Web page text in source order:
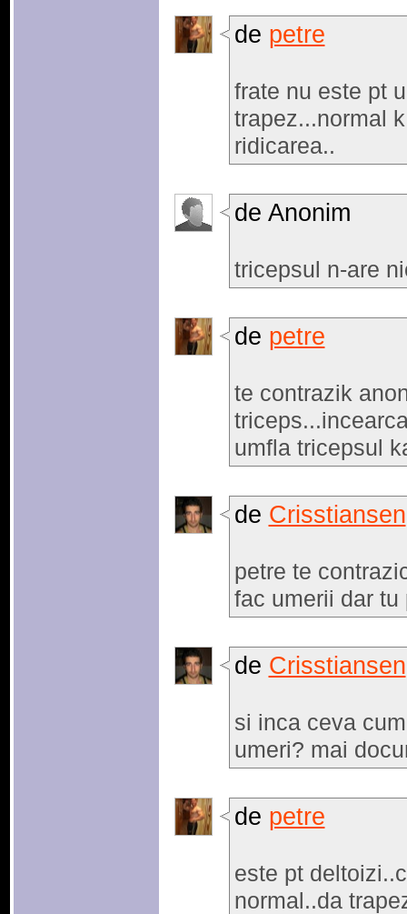
de petre
frate nu este pt
trapez...normal
ridicarea..
de Anonim
tricepsul n-are
de petre
te contrazik
umfla tricepsul
de Crisstiansen
petre te
fac umerii dar
de Crisstiansen
si inca ceva
umeri? mai
de petre
este pt
normal..da